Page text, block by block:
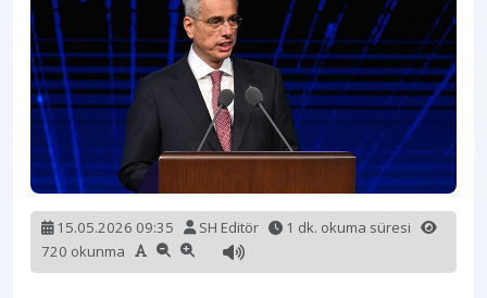
15.05.2026 09:35 SH Editör
1 dk. okuma süresi
720 okunma